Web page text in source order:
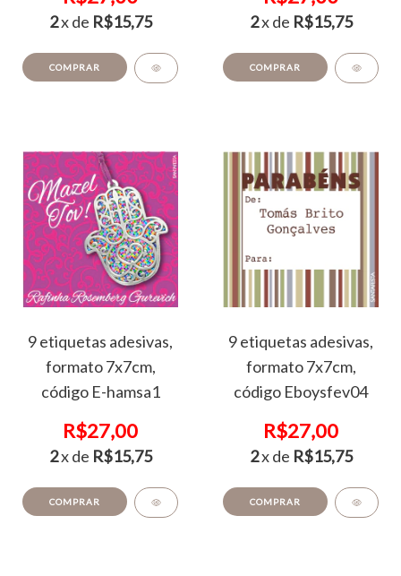
2x de R$15,75
COMPRAR
2x de R$15,75
COMPRAR
9 etiquetas adesivas,
formato 7x7cm,
código E-hamsa1
R$27,00
2x de R$15,75
COMPRAR
9 etiquetas adesivas,
formato 7x7cm,
código Eboysfev04
R$27,00
2x de R$15,75
COMPRAR